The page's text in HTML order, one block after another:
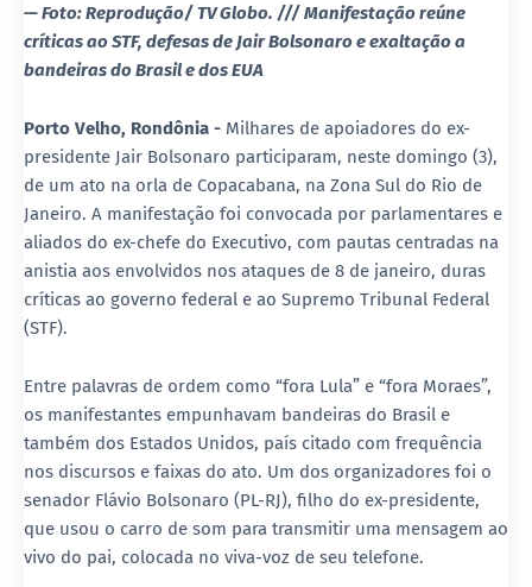
— Foto: Reprodução/ TV Globo. ///Manifestação reúne
críticas ao STF, defesas de Jair Bolsonaro e exaltação a
bandeiras do Brasil e dos EUA
Porto Velho, Rondônia - Milhares de apoiadores do ex-
presidente Jair Bolsonaro participaram, neste domingo (3),
de um ato na orla de Copacabana, na Zona Sul do Rio de
Janeiro. A manifestação foi convocada por parlamentares e
aliados do ex-chefe do Executivo, com pautas centradas na
anistia aos envolvidos nos ataques de 8 de janeiro, duras
críticas ao governo federal e ao Supremo Tribunal Federal
(STF).
Entre palavras de ordem como “fora Lula” e “fora Moraes”,
os manifestantes empunhavam bandeiras do Brasil e
também dos Estados Unidos, país citado com frequência
nos discursos e faixas do ato. Um dos organizadores foi o
senador Flávio Bolsonaro (PL-RJ), filho do ex-presidente,
que usou o carro de som para transmitir uma mensagem ao
vivo do pai, colocada no viva-voz de seu telefone.